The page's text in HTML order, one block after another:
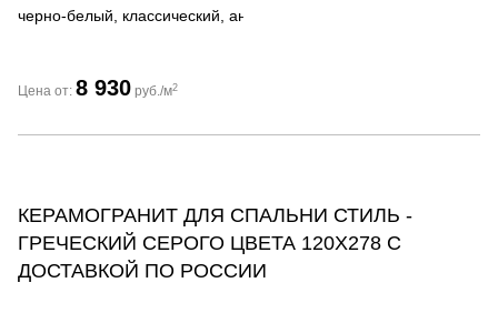
черно-белый, классический, античный
Цена от: 8 930 руб./м2
КЕРАМОГРАНИТ ДЛЯ СПАЛЬНИ СТИЛЬ -
ГРЕЧЕСКИЙ СЕРОГО ЦВЕТА 120Х278 С
ДОСТАВКОЙ ПО РОССИИ